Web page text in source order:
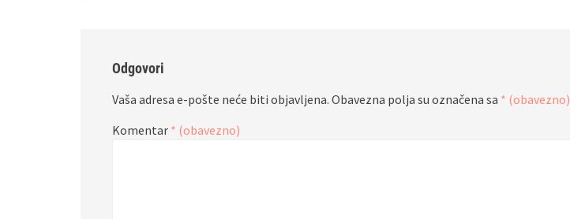
Odgovori
Vaša adresa e-pošte neće biti objavljena. Obavezna polja su označena sa * (obavezno)
Komentar * (obavezno)